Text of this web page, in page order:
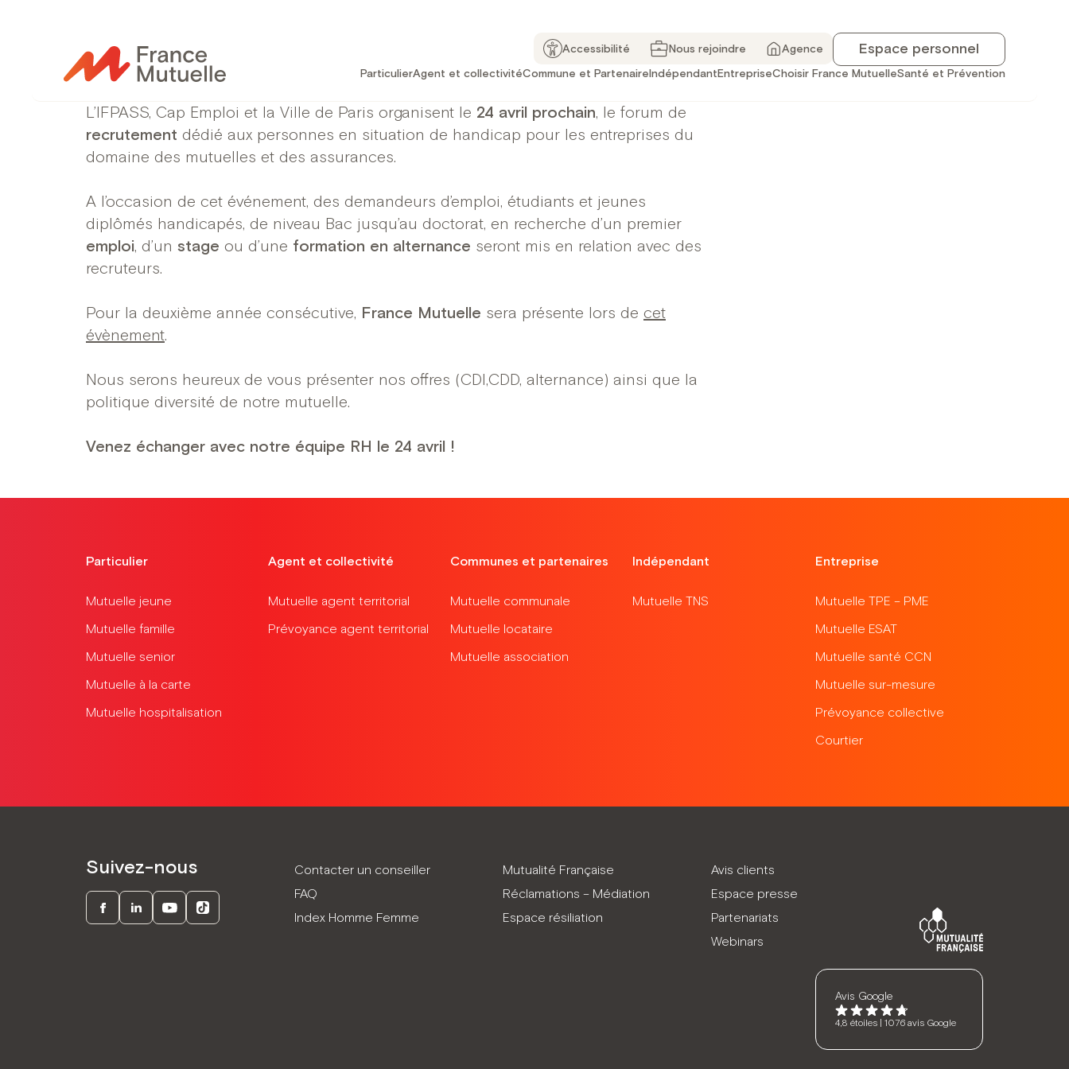
contenu
Accessibilité Nous rejoindre Agence Espace personnel
ParticulierAgent et collectivitéCommune et Partenaire Indépendant EntrepriseChoisir France MutuelleSanté et Prévention
L’IFPASS, Cap Emploi et la Ville de Paris organisent le 24 avril prochain, le forum de
recrutement dédié aux personnes en situation de handicap pour les entreprises du
domaine des mutuelles et des assurances.
A l’occasion de cet événement, des demandeurs d’emploi, étudiants et jeunes
diplômés handicapés, de niveau Bac jusqu’au doctorat, en recherche d’un premier
emploi, d’un stage ou d’une formation en alternance seront mis en relation avec des
recruteurs.
Pour la deuxième année consécutive, France Mutuelle sera présente lors de cet
évènement.
Nous serons heureux de vous présenter nos offres (CDI,CDD, alternance) ainsi que la
politique diversité de notre mutuelle.
Venez échanger avec notre équipe RH le 24 avril !
Particulier
Mutuelle jeune
Mutuelle famille
Mutuelle senior
Mutuelle à la carte
Mutuelle hospitalisation
Agent et collectivité
Mutuelle agent territorial
Prévoyance agent territorial
Communes et partenaires
Mutuelle communale
Mutuelle locataire
Mutuelle association
Indépendant
Mutuelle TNS
Entreprise
Mutuelle TPE – PME
Mutuelle ESAT
Mutuelle santé CCN
Mutuelle sur-mesure
Prévoyance collective
Courtier
Suivez-nous
Contacter un conseiller
FAQ
Index Homme Femme
Mutualité Française
Réclamations – Médiation
Espace résiliation
Avis clients
Espace presse
Partenariats
Webinars
Avis Google
4,8 étoiles | 1076 avis Google